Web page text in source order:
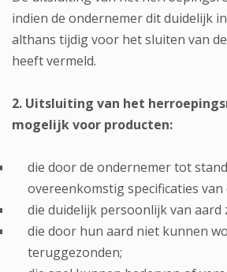
indien de ondernemer dit duidelijk
althans tijdig voor het sluiten van
heeft vermeld.
2. Uitsluiting van het
mogelijk voor producten:
die door de ondernemer tot
overeenkomstig specificaties van
die duidelijk persoonlijk van aard
die door hun aard niet kunnen
teruggezonden;